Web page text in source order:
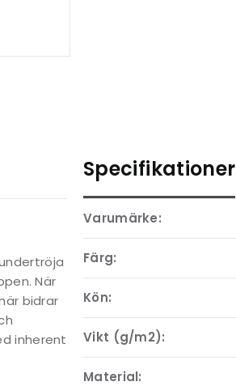
När
bidrar
inherent
Specifikationer
Varumärke:
Färg:
Kön:
Vikt (g/m2):
Material: